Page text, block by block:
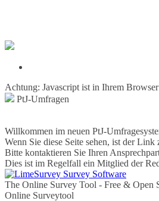
Achtung: Javascript ist in Ihrem
PtJ-Umfragen
Willkommen im neuen PtJ-
Wenn Sie diese Seite sehen, ist der
Bitte kontaktieren Sie Ihren
Dies ist im Regelfall ein Mitglied der
The Online Survey Tool - Free & Open
Online Surveytool